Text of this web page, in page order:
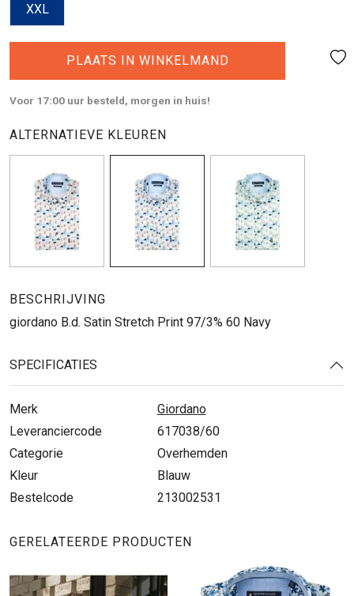
XXL
PLAATS IN WINKELMAND
Voor 17:00 uur besteld, morgen in huis!
ALTERNATIEVE KLEUREN
BESCHRIJVING
giordano B.d. Satin Stretch Print 97/3% 60 Navy
SPECIFICATIES
Merk
Giordano
Leveranciercode
617038/60
Categorie
Overhemden
Kleur
Blauw
Bestelcode
213002531
GERELATEERDE PRODUCTEN